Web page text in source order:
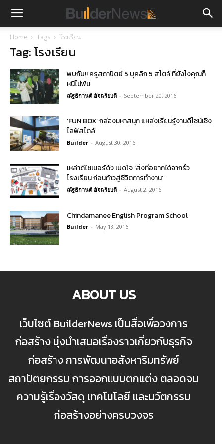
Home Tags โรงเรียน
Tag: โรงเรียน
พบกับ!! ครูสถาปัตย์ 5 บุคลิก 5 สไตล์ ที่ยังไงคุณก็
หนีไม่พ้น
ณัฐธิกานต์ อัจฉริยบดี - September 20, 2016
‘FUN BOX’ กล่องมหาสนุก แหล่งเรียนรู้งานดีไซน์เชิง
ไลฟ์สไตล์
Builder - August 30, 2016
เหล่าดีไซเนอร์ดัง เปิดใจ ‘สิ่งที่อยากได้จากรั้ว
โรงเรียน ก่อนก้าวสู่ชีวิตการทำงาน’
ณัฐธิกานต์ อัจฉริยบดี - August 2, 2016
Chindamanee English Program School
Builder - May 18, 2016
ABOUT US
เว็บไซต์ BuilderNews เป็นสื่อเพื่อวงการ
ก่อสร้าง มุ่งนำเสนอเรื่องราวเกี่ยวกับธุรกิจ
ก่อสร้าง การพัฒนาอสังหาริมทรัพย์
สถาปัตยกรรม การออกแบบตกแต่ง ตลอดจน
ความรู้เรื่องวัสดุ เทคโนโลยี และนวัตกรรม
ก่อสร้างอย่างครบวงจร